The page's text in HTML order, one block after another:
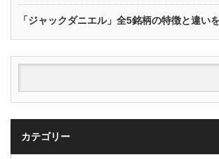
「ジャックダニエル」全5銘柄の特徴と違い
カテゴリー